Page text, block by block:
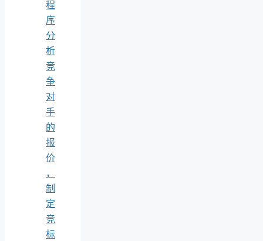
程
序
分
析
竞
争
对
手
的
报
价
，
制
定
竞
标